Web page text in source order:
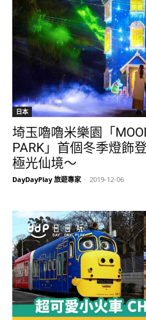
日本
埼玉嚕嚕米樂園「
PARK」首個冬季燈飾
極光仙境～
DayDayPlay 旅遊專家 - 2019-12-06